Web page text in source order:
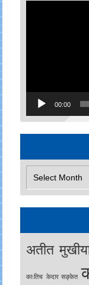
00:00
अतीत
काःतिच केदार सङ्केत